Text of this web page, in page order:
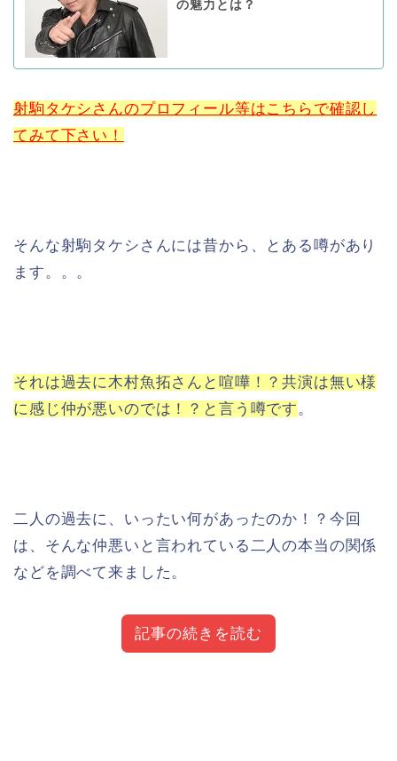
の魅力とは？
射駒タケシさんのプロフィール等はこちらで確認し
てみて下さい！
そんな射駒タケシさんには昔から、とある噂があり
ます。。。
それは過去に木村魚拓さんと喧嘩！？共演は無い様
に感じ仲が悪いのでは！？と言う噂です。
二人の過去に、いったい何があったのか！？今回
は、そんな仲悪いと言われている二人の本当の関係
などを調べて来ました。
記事の続きを読む